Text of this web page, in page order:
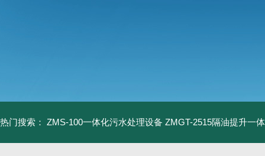
热门搜索： ZMS-100一体化污水处理设备 ZMGT-2515隔油提升一